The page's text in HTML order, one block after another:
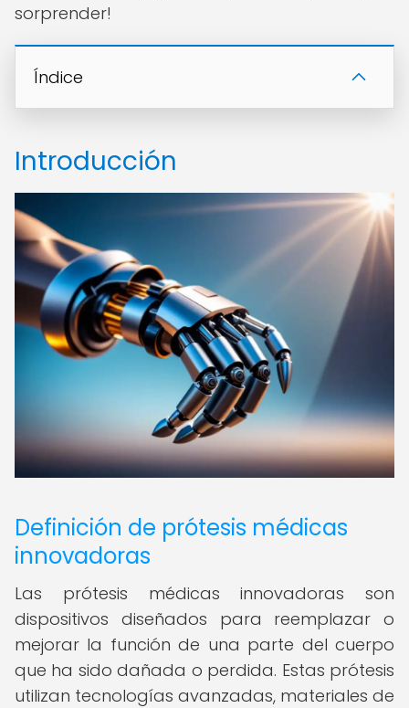
sorprender!
Índice
Introducción
Definición de prótesis médicas
innovadoras
Las prótesis médicas innovadoras son
dispositivos diseñados para reemplazar o
mejorar la función de una parte del cuerpo
que ha sido dañada o perdida. Estas prótesis
utilizan tecnologías avanzadas, materiales de